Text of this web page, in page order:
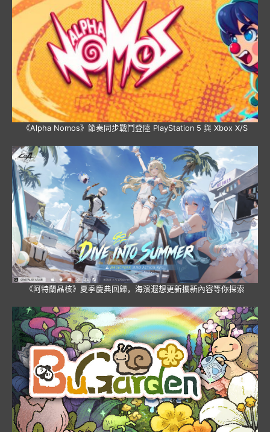
《Alpha Nomos》節奏同步戰鬥登陸 PlayStation 5 與 Xbox X/S
《阿特蘭晶核》夏季慶典回歸，海濱遐想更新攜新內容等你探索